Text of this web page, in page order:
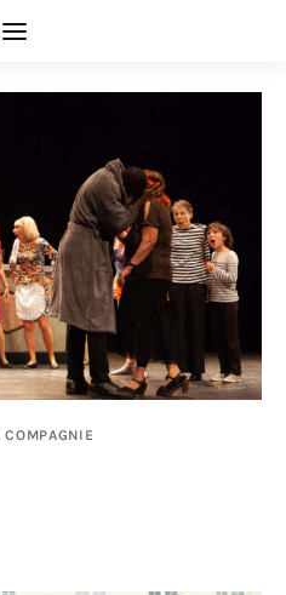
COMPAGNIE